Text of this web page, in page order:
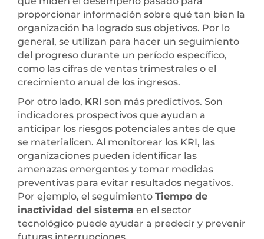
proporcionar información sobre qué tan bien la
organización ha logrado sus objetivos. Por lo
general, se utilizan para hacer un seguimiento
del progreso durante un período específico,
como las cifras de ventas trimestrales o el
crecimiento anual de los ingresos.
Por otro lado, KRI son más predictivos. Son
indicadores prospectivos que ayudan a
anticipar los riesgos potenciales antes de que
se materialicen. Al monitorear los KRI, las
organizaciones pueden identificar las
amenazas emergentes y tomar medidas
preventivas para evitar resultados negativos.
Por ejemplo, el seguimiento Tiempo de
inactividad del sistema en el sector
tecnológico puede ayudar a predecir y prevenir